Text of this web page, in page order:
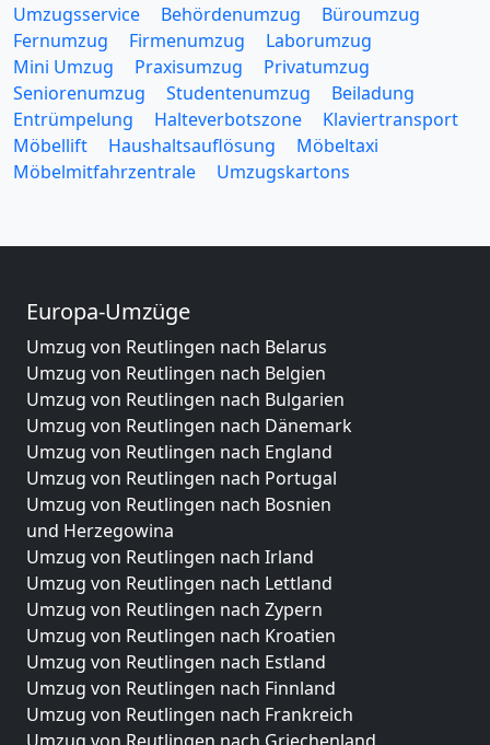
Umzugsservice Behördenumzug
Büroumzug
Fernumzug
Firmenumzug
Laborumzug
Mini Umzug
Praxisumzug
Privatumzug
Seniorenumzug
Studentenumzug
Beiladung
Entrümpelung
Halteverbotszone
Klaviertransport
Möbellift
Haushaltsauflösung
Möbeltaxi
Möbelmitfahrzentrale
Umzugskartons
Europa-Umzüge
Umzug von Reutlingen nach Belarus
Umzug von Reutlingen nach Belgien
Umzug von Reutlingen nach Bulgarien
Umzug von Reutlingen nach Dänemark
Umzug von Reutlingen nach England
Umzug von Reutlingen nach Portugal
Umzug von Reutlingen nach Bosnien
und Herzegowina
Umzug von Reutlingen nach Irland
Umzug von Reutlingen nach Lettland
Umzug von Reutlingen nach Zypern
Umzug von Reutlingen nach Kroatien
Umzug von Reutlingen nach Estland
Umzug von Reutlingen nach Finnland
Umzug von Reutlingen nach Frankreich
Umzug von Reutlingen nach Griechenland